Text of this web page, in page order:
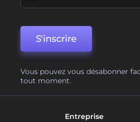
S'inscrire
Vous pouvez vous désabonner
tout moment.
Entreprise